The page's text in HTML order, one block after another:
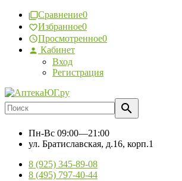
Сравнение0
Избранное0
Просмотренное0
Кабинет
Вход
Регистрация
Пн-Вс 09:00—21:00
ул. Братиславская, д.16, корп.1
8 (925) 345-89-08
8 (495) 797-40-44